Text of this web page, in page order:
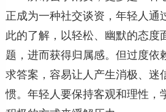
正成为一种社交谈资，年轻人通
此的了解，以轻松、幽默的态度
题，进而获得归属感。但过度依
求答案，容易让人产生消极、迷
惯。年轻人要保持客观和理性，